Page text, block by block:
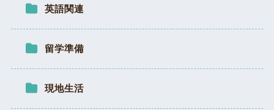
英語関連
留学準備
現地生活